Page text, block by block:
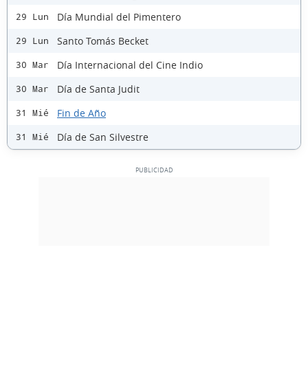
29 Lun Día Mundial del Pimentero
29 Lun Santo Tomás Becket
30 Mar Día Internacional del Cine Indio
30 Mar Día de Santa Judit
31 Mié Fin de Año
31 Mié Día de San Silvestre